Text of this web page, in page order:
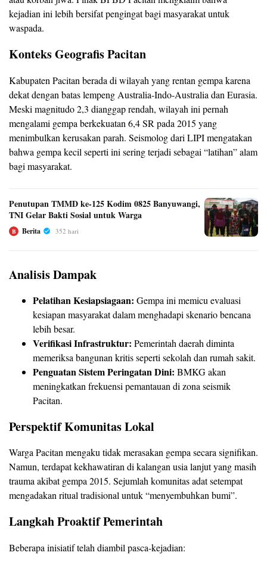
kejadian ini lebih bersifat pengingat bagi masyarakat untuk
waspada.
Konteks Geografis Pacitan
Kabupaten Pacitan berada di wilayah yang rentan gempa karena
dekat dengan batas lempeng Australia-Indo-Australia dan Eurasia.
Meski magnitudo 2,3 dianggap rendah, wilayah ini pernah
mengalami gempa berkekuatan 6,4 SR pada 2015 yang
menimbulkan kerusakan parah. Seismolog dari LIPI mengatakan
bahwa gempa kecil seperti ini sering terjadi sebagai “latihan” alam
bagi masyarakat.
Penutupan TMMD ke-125 Kodim 0825 Banyuwangi,
TNI Gelar Bakti Sosial untuk Warga
B Berita 352 hari
Analisis Dampak
Pelatihan Kesiapsiagaan: Gempa ini memicu evaluasi
kesiapan masyarakat dalam menghadapi skenario bencana
lebih besar.
Verifikasi Infrastruktur: Pemerintah daerah diminta
memeriksa bangunan kritis seperti sekolah dan rumah sakit.
Penguatan Sistem Peringatan Dini: BMKG akan
meningkatkan frekuensi pemantauan di zona seismik
Pacitan.
Perspektif Komunitas Lokal
Warga Pacitan mengaku tidak merasakan gempa secara signifikan.
Namun, terdapat kekhawatiran di kalangan usia lanjut yang masih
trauma akibat gempa 2015. Sejumlah komunitas adat setempat
mengadakan ritual tradisional untuk “menyembuhkan bumi”.
Langkah Proaktif Pemerintah
Beberapa inisiatif telah diambil pasca-kejadian: